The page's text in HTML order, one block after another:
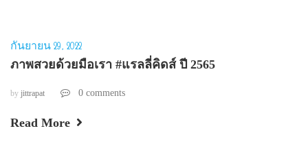
กันยายน 29, 2022
ภาพสวยด้วยมือเรา #แรลลี่คิดส์ ปี 2565
by jittrapat 0 comments
Read More